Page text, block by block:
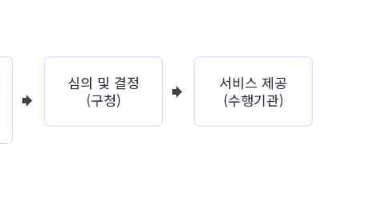
심의 및 결정
(구청)
서비스 제공
(수행기관)